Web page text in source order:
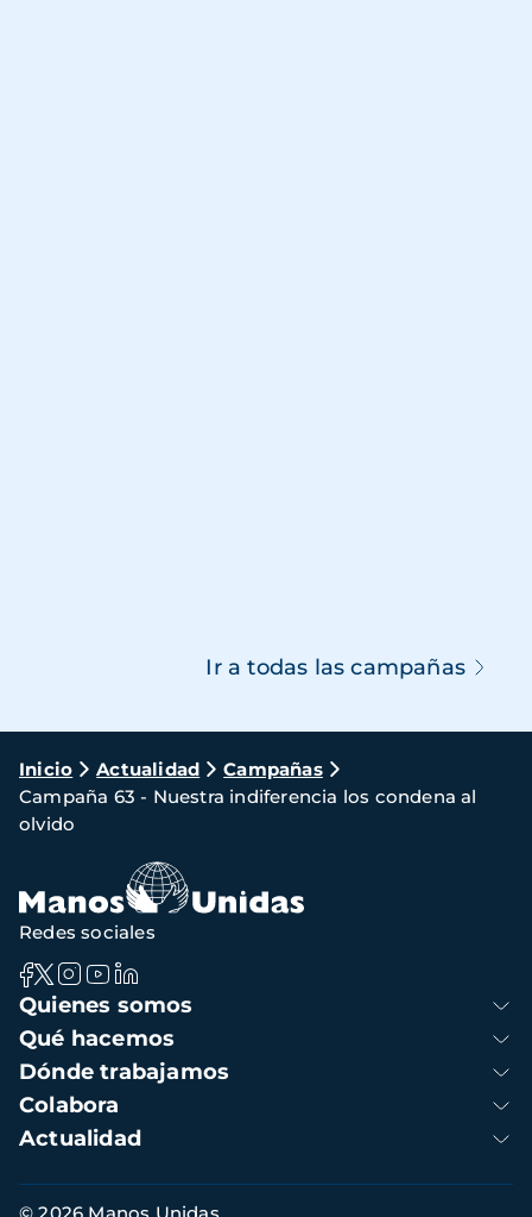
Ir a todas las campañas
Ruta
de
navegación
Inicio Actualidad
Campañas
Campaña 63 - Nuestra indiferencia los condena al
olvido
Navegación
principal
Quienes somos
Qué hacemos
Dónde trabajamos
Colabora
Actualidad
Redes sociales
Información